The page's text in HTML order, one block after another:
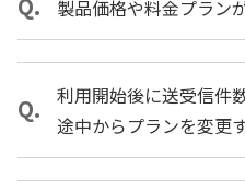
製品価格や料金プラン
利用開始後に送受信件
途中からプランを変更